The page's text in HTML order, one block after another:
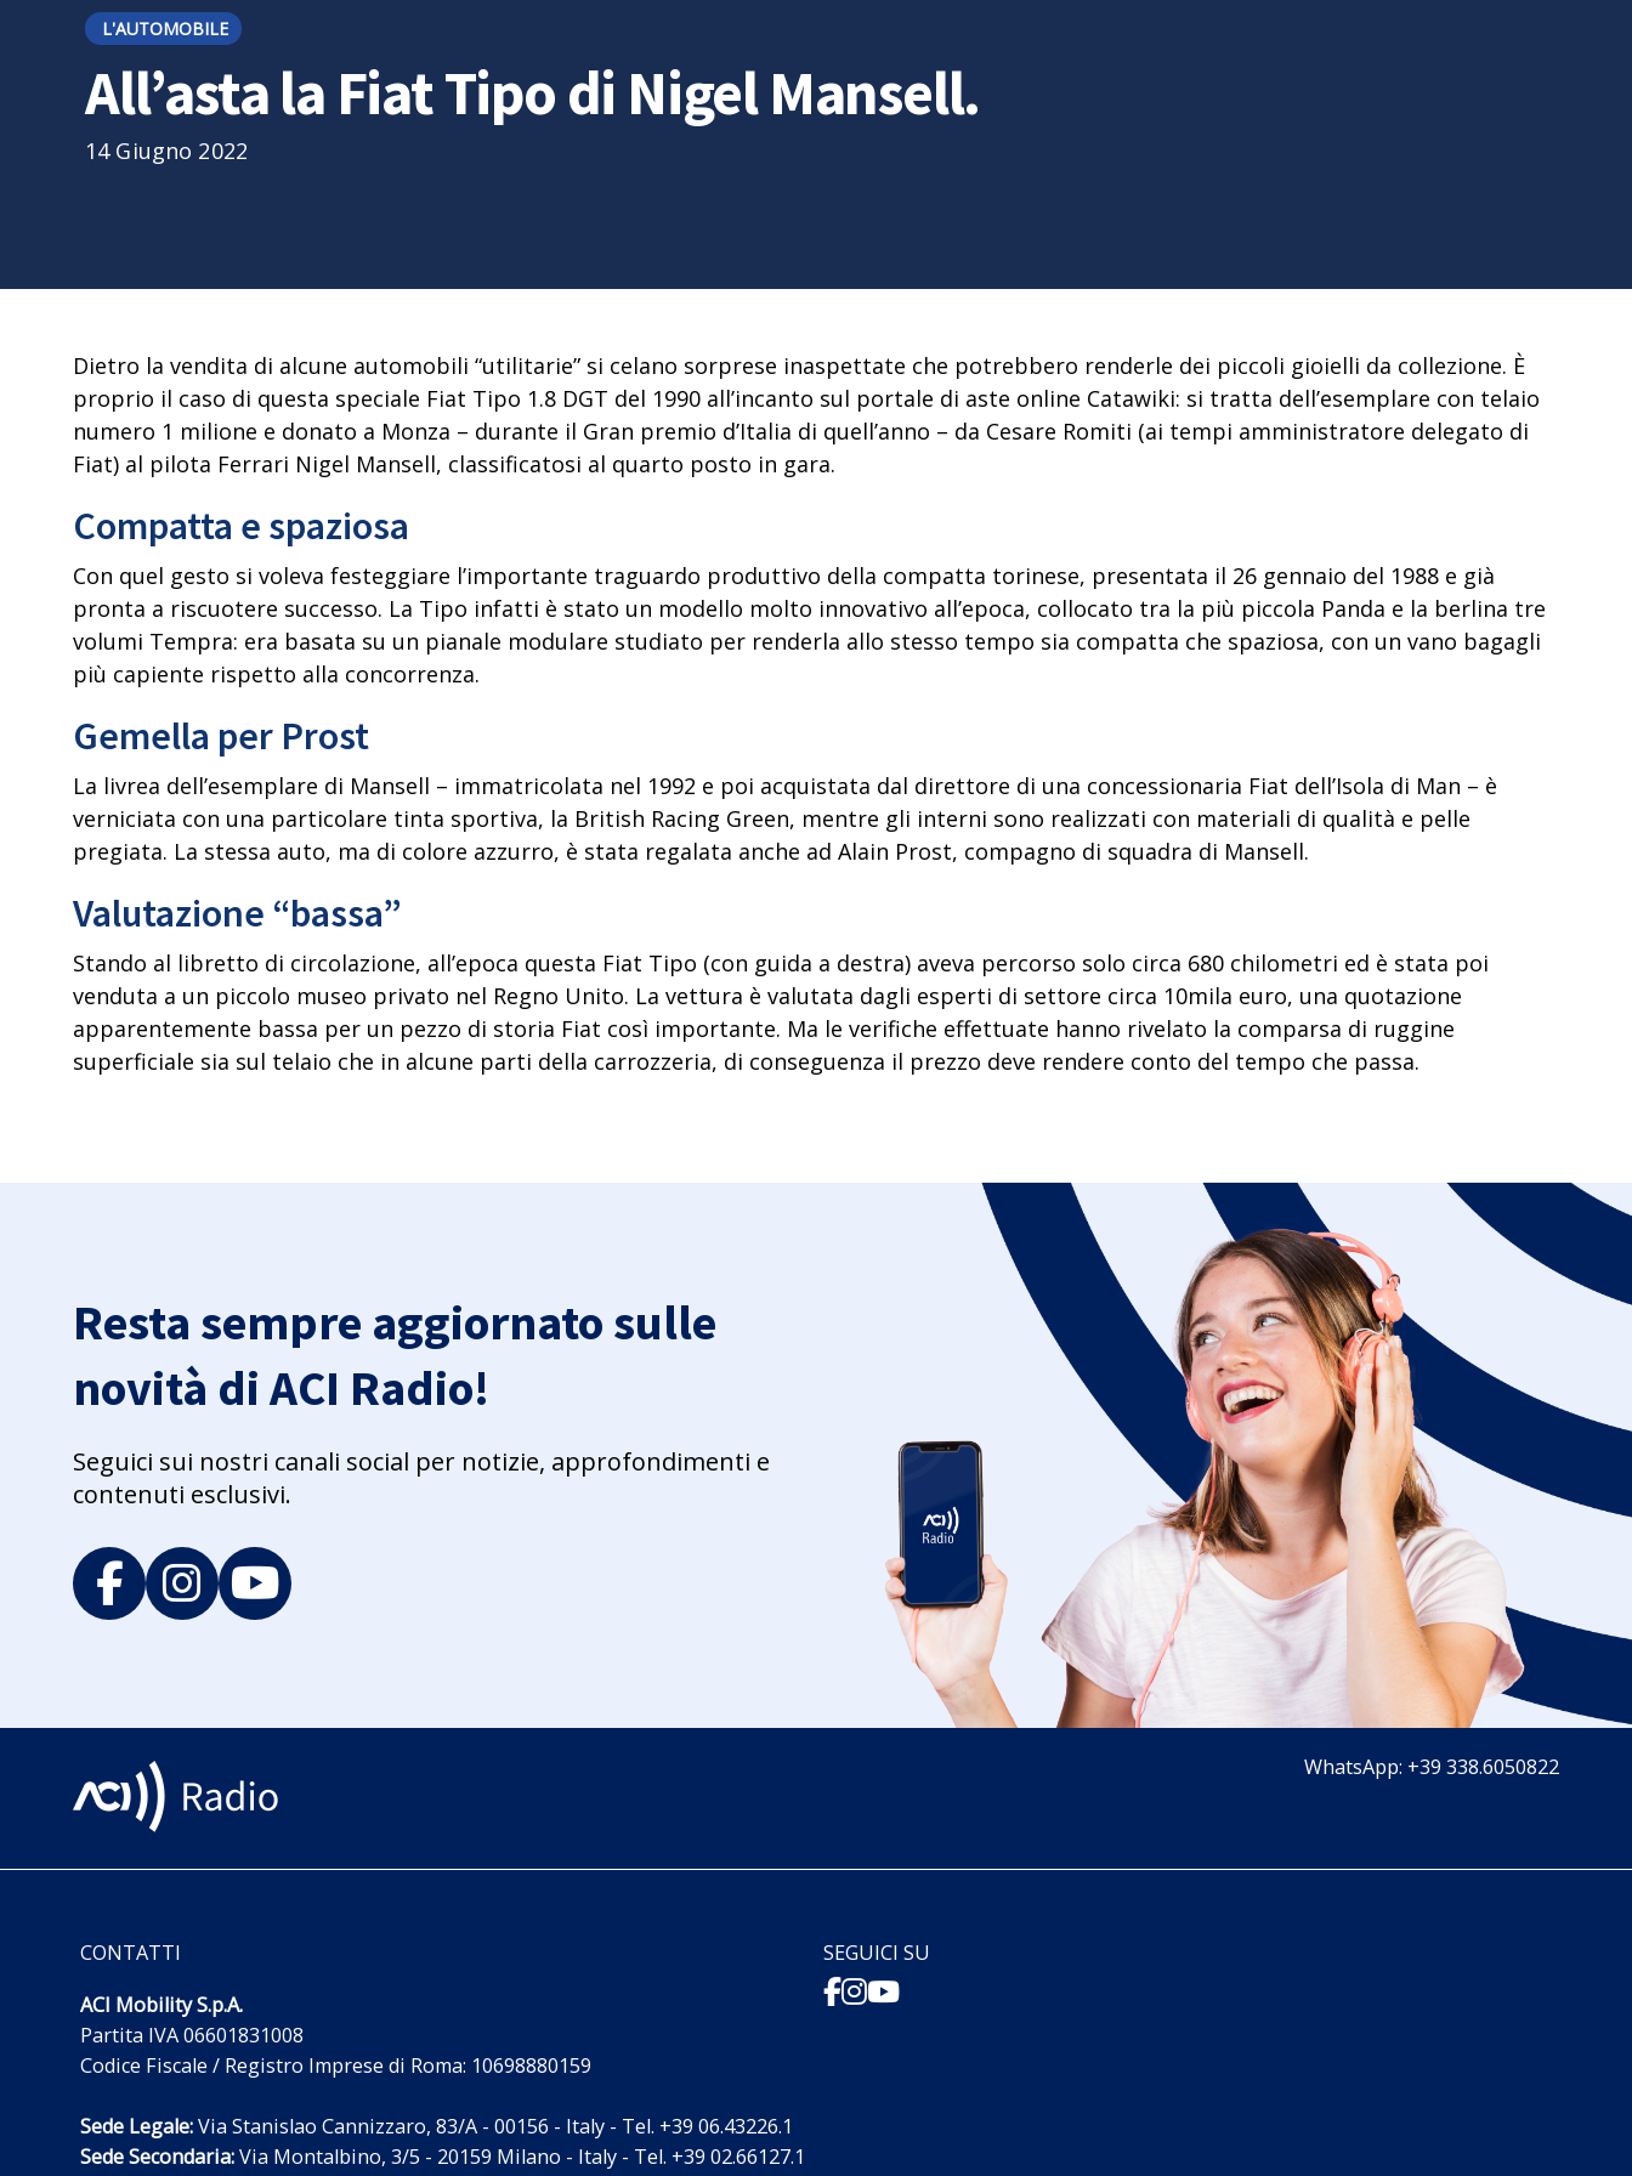
L'AUTOMOBILE
All’asta la Fiat Tipo di Nigel Mansell.
14 Giugno 2022
Dietro la vendita di alcune automobili “utilitarie” si celano sorprese inaspettate che potrebbero renderle dei piccoli gioielli da collezione. È
proprio il caso di questa speciale Fiat Tipo 1.8 DGT del 1990 all’incanto sul portale di aste online Catawiki: si tratta dell’esemplare con telaio
numero 1 milione e donato a Monza – durante il Gran premio d’Italia di quell’anno – da Cesare Romiti (ai tempi amministratore delegato di
Fiat) al pilota Ferrari Nigel Mansell, classificatosi al quarto posto in gara.
Compatta e spaziosa
Con quel gesto si voleva festeggiare l’importante traguardo produttivo della compatta torinese, presentata il 26 gennaio del 1988 e già
pronta a riscuotere successo. La Tipo infatti è stato un modello molto innovativo all’epoca, collocato tra la più piccola Panda e la berlina tre
volumi Tempra: era basata su un pianale modulare studiato per renderla allo stesso tempo sia compatta che spaziosa, con un vano bagagli
più capiente rispetto alla concorrenza.
Gemella per Prost
La livrea dell’esemplare di Mansell – immatricolata nel 1992 e poi acquistata dal direttore di una concessionaria Fiat dell’Isola di Man – è
verniciata con una particolare tinta sportiva, la British Racing Green, mentre gli interni sono realizzati con materiali di qualità e pelle
pregiata. La stessa auto, ma di colore azzurro, è stata regalata anche ad Alain Prost, compagno di squadra di Mansell.
Valutazione “bassa”
Stando al libretto di circolazione, all’epoca questa Fiat Tipo (con guida a destra) aveva percorso solo circa 680 chilometri ed è stata poi
venduta a un piccolo museo privato nel Regno Unito. La vettura è valutata dagli esperti di settore circa 10mila euro, una quotazione
apparentemente bassa per un pezzo di storia Fiat così importante. Ma le verifiche effettuate hanno rivelato la comparsa di ruggine
superficiale sia sul telaio che in alcune parti della carrozzeria, di conseguenza il prezzo deve rendere conto del tempo che passa.
Resta sempre aggiornato sulle
novità di ACI Radio!
Seguici sui nostri canali social per notizie, approfondimenti e
contenuti esclusivi.
WhatsApp: +39 338.6050822
CONTATTI
ACI Mobility S.p.A.
Partita IVA 06601831008
Codice Fiscale / Registro Imprese di Roma: 10698880159
Sede Legale:Via Stanislao Cannizzaro, 83/A - 00156 - Italy - Tel. +39 06.43226.1
Sede Secondaria:Via Montalbino, 3/5 - 20159 Milano - Italy - Tel. +39 02.66127.1
SEGUICI SU